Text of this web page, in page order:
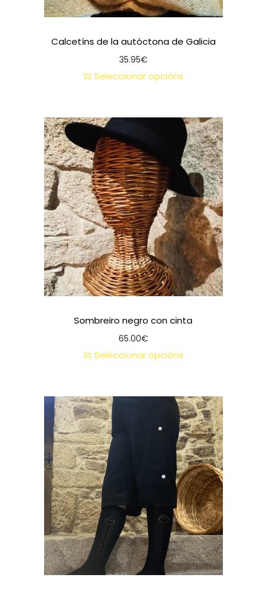
Calcetíns de la autóctona de Galicia
35.95€
Seleccionar opcións
Sombreiro negro con cinta
65.00€
Seleccionar opcións